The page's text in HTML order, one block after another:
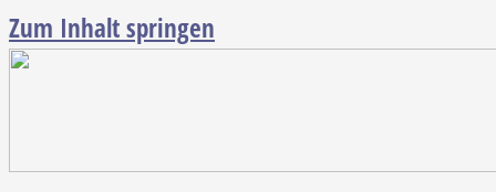
Zum Inhalt springen